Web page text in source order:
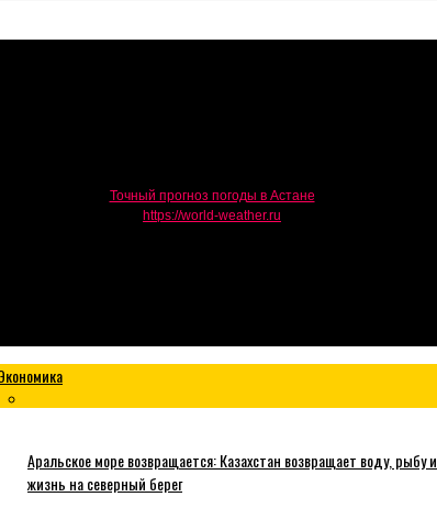
Точный прогноз погоды в Астане
https://world-weather.ru
Аральское море возвращается: Казахстан возвращает воду, рыбу и
жизнь на северный берег